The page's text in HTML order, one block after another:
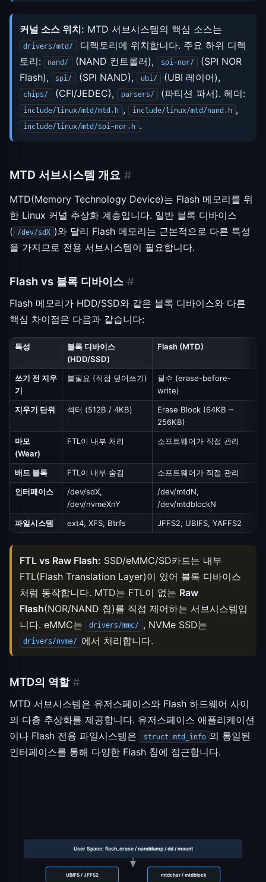
커널 소스 위치: MTD 서브시스템의 핵심 소스는
drivers/mtd/
디렉토리에 위치합니다. 주요 하위 디렉
토리:
nand/ (NAND 컨트롤러), spi-nor/
(SPI NOR
Flash),
spi/ (SPI NAND), ubi/ (UBI 레이어),
chips/ (CFI/JEDEC), parsers/ (파티션 파서). 헤더:
include/linux/mtd/mtd.h , include/linux/mtd/nand.h ,
include/linux/mtd/spi-nor.h .
MTD 서브시스템 개요 #
MTD(Memory Technology Device)는 Flash 메모리를 위
한 Linux 커널 추상화 계층입니다. 일반 블록 디바이스
( /dev/sdX )와 달리 Flash 메모리는 근본적으로 다른 특성
을 가지므로 전용 서브시스템이 필요합니다.
Flash vs 블록 디바이스 #
Flash 메모리가 HDD/SSD와 같은 블록 디바이스와 다른
핵심 차이점은 다음과 같습니다:
특성
블록 디바이스
(HDD/SSD)
Flash (MTD)
쓰기 전 지우
기
불필요 (직접 덮어쓰기)
필수 (erase-before-
write)
지우기 단위
섹터 (512B / 4KB)
Erase Block (64KB ~
256KB)
마모
(Wear)
FTL이 내부 처리 소프트웨어가 직접 관리
배드 블록 FTL이 내부 숨김
소프트웨어가 직접 관리
인터페이스
/dev/sdX,
/dev/nvmeXnY
/dev/mtdN,
/dev/mtdblockN
파일시스템
ext4, XFS, Btrfs JFFS2, UBIFS, YAFFS2
FTL vs Raw Flash: SSD/eMMC/SD카드는 내부
FTL(Flash Translation Layer)이 있어 블록 디바이스
처럼 동작합니다. MTD는 FTL이 없는 Raw
Flash(NOR/NAND 칩)를 직접 제어하는 서브시스템입
니다. eMMC는
drivers/mmc/ , NVMe SSD는
drivers/nvme/ 에서 처리합니다.
MTD의 역할 #
MTD 서브시스템은 유저스페이스와 Flash 하드웨어 사이
의 다층 추상화를 제공합니다. 유저스페이스 애플리케이션
이나 Flash 전용 파일시스템은
struct mtd_info 의 통일된
인터페이스를 통해 다양한 Flash 칩에 접근합니다.
User Space: flash_erase / nanddump / dd / mount
UBIFS / JFFS2 mtdchar / mtdblock